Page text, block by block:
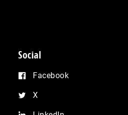
Social
Facebook
X